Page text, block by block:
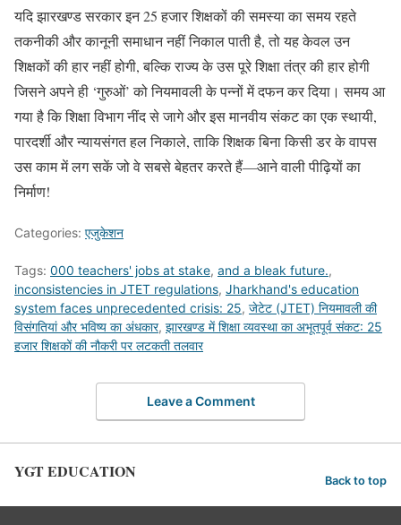
यदि झारखण्ड सरकार इन 25 हजार शिक्षकों की समस्या का समय रहते
तकनीकी और कानूनी समाधान नहीं निकाल पाती है, तो यह केवल उन
शिक्षकों की हार नहीं होगी, बल्कि राज्य के उस पूरे शिक्षा तंत्र की हार होगी
जिसने अपने ही ‘गुरुओं’ को नियमावली के पन्नों में दफन कर दिया। समय आ
गया है कि शिक्षा विभाग नींद से जागे और इस मानवीय संकट का एक स्थायी,
पारदर्शी और न्यायसंगत हल निकाले, ताकि शिक्षक बिना किसी डर के वापस
उस काम में लग सकें जो वे सबसे बेहतर करते हैं—आने वाली पीढ़ियों का
निर्माण!
Categories: एजुकेशन
Tags: 000 teachers' jobs at stake, and a bleak future.,
inconsistencies in JTET regulations, Jharkhand's education
system faces unprecedented crisis: 25, जेटेट (JTET) नियमावली की
विसंगतियां और भविष्य का अंधकार, झारखण्ड में शिक्षा व्यवस्था का अभूतपूर्व संकट: 25
हजार शिक्षकों की नौकरी पर लटकती तलवार
Leave a Comment
YGT EDUCATION Back to top